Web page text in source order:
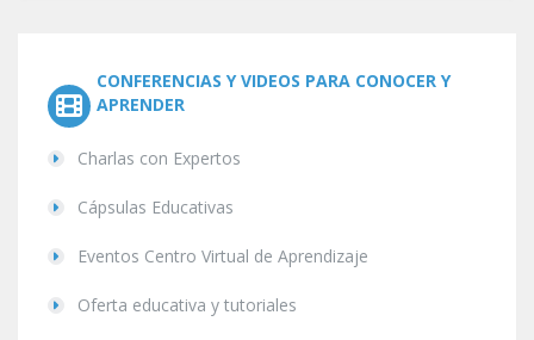
CONFERENCIAS Y VIDEOS PARA CONOCER Y
APRENDER
Charlas con Expertos
Cápsulas Educativas
Eventos Centro Virtual de Aprendizaje
Oferta educativa y tutoriales